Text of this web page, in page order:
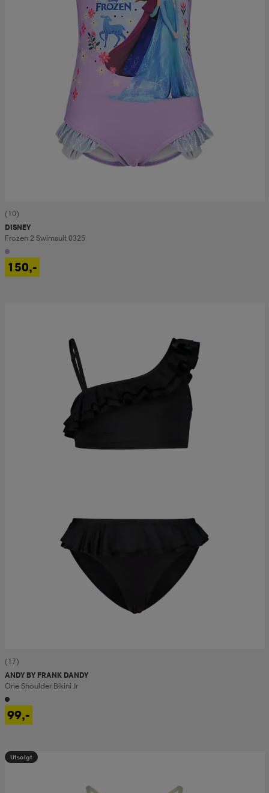
(10)
DISNEY
Frozen 2 Swimsuit 0325
150,-
(17)
ANDY BY FRANK DANDY
One Shoulder Bikini Jr
99,-
Utsolgt